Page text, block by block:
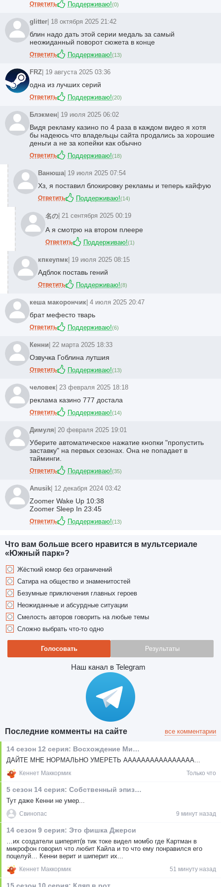
Ответить Поддерживаю!(0)
glitter | 18 октября 2025 21:42
блин надо дать этой серии медаль за самый
неожиданный поворот сюжета в конце
Ответить Поддерживаю!(13)
FRZ | 19 августа 2025 03:36
одна из лучших серий
Ответить Поддерживаю!(20)
Блэкмен | 19 июля 2025 06:02
Видя рекламу казино по 4 раза в каждом видео я хотя
бы надеюсь что владельцы сайта продались за хорошие
деньги а не за копейки как обычно
Ответить Поддерживаю!(18)
Ванюша | 19 июля 2025 07:54
Хз, я поставил блокировку рекламы и теперь кайфую
Ответить Поддерживаю!(14)
名の | 21 сентября 2025 00:19
А я смотрю на втором плеере
Ответить Поддерживаю!(1)
кпкеупмк | 19 июля 2025 08:15
Адблок поставь гений
Ответить Поддерживаю!(8)
кеша макорончик | 4 июля 2025 20:47
брат мефесто тварь
Ответить Поддерживаю!(6)
Кенни | 22 марта 2025 18:33
Озвучка Гоблина лутшия
Ответить Поддерживаю!(13)
человек | 23 февраля 2025 18:18
реклама казино 777 достала
Ответить Поддерживаю!(14)
Димуля | 20 февраля 2025 19:01
Уберите автоматическое нажатие кнопки "пропустить
заставку" на первых сезонах. Она не попадает в
тайминги.
Ответить Поддерживаю!(35)
Anusik | 12 декабря 2024 03:42
Zoomer Wake Up 10:38
Zoomer Sleep In 23:45
Ответить Поддерживаю!(13)
Что вам больше всего нравится в мультсериале
«Южный парк»?
Жёсткий юмор без ограничений
Сатира на общество и знаменитостей
Безумные приключения главных героев
Неожиданные и абсурдные ситуации
Смелость авторов говорить на любые темы
Сложно выбрать что-то одно
Голосовать Результаты
Наш канал в Telegram
Последние комменты на сайте все комментарии
14 сезон 12 серия: Восхождение Мистериона
ДАЙТЕ МНЕ НОРМАЛЬНО УМЕРЕТЬ АААААААААААААААА...
Кеннет Маккормик Только что
5 сезон 14 серия: Собственный эпизод Баттерса
Тут даже Кенни не умер...
Свинопас 9 минут назад
14 сезон 9 серия: Это фишка Джерси
…их создатели шиперят(в тик токе видел мом6о где Картман в
микрофон говорил что любит Кайла и то что ему понравился его
поцелуй… Кенни верит и шиперит их...
Кеннет Маккормик 51 минуту назад